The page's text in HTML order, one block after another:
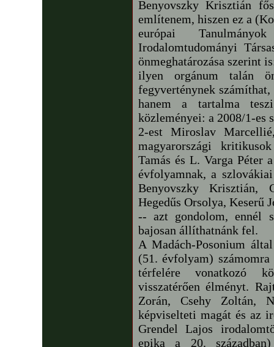
Benyovszky Krisztián
említenem, hiszen ez a
európai
Irodalomtudományi
önmeghatározása szerint
ilyen orgánum talán
fegyverténynek
hanem a tartalma
közleményei: a 2008/1-es
2-est Miroslav
magyarországi
Tamás és L. Varga Péter
évfolyamnak, a
Benyovszky Krisztián,
Hegedűs Orsolya, Keserű
-- azt gondolom, ennél
bajosan állíthatnánk fel.
A Madách-Posonium
(51. évfolyam)
térfelére vonatkozó
visszatérően élményt.
Zorán, Csehy Zoltán,
képviselteti magát és az
Grendel Lajos
epika a 20.